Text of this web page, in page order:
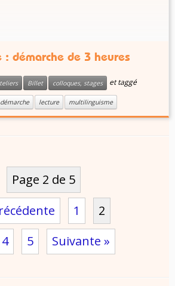
: démarche de 3 heures
Billet colloques, stages
et taggé
démarche lecture multilinguisme
Page 2 de 5
1
2
4 5 Suivante »